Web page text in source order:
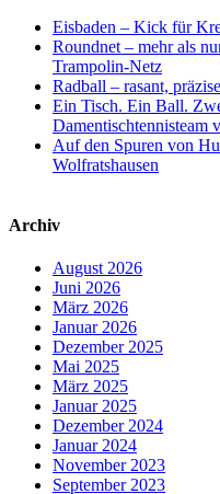
Eisbaden – Kick für
Roundnet – mehr als
Trampolin-Netz
Radball – rasant,
Ein Tisch. Ein Ball.
Damentischtennisteam
Auf den Spuren von
Wolfratshausen
Archiv
August 2026
Juni 2026
März 2026
Januar 2026
Dezember 2025
Mai 2025
März 2025
Januar 2025
Dezember 2024
Januar 2024
November 2023
September 2023